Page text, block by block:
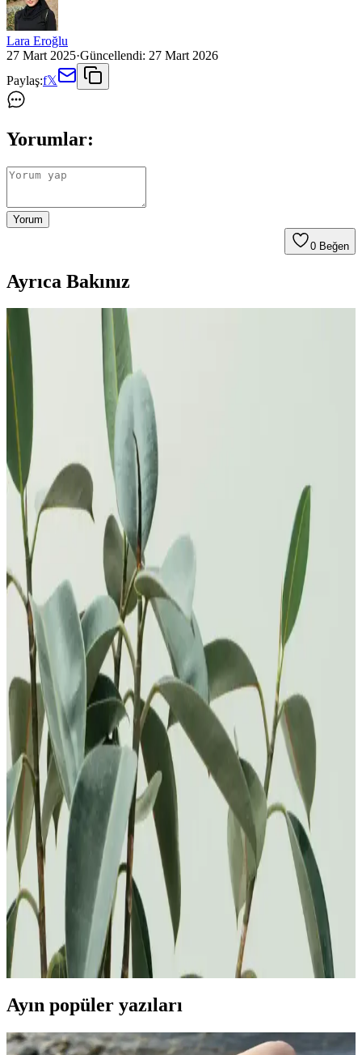
Lara Eroğlu
27 Mart 2025·Güncellendi: 27 Mart 2026
Paylaş:f𝕏
Yorumlar:
Yorum
0 Beğen
Ayrıca Bakınız
Beyaz Gül Fiyatları ve Renklerin Anlamı Moda ve
Çiçek Dünyasında
Beyaz güllerin fiyatları, anlamları ve moda dünyasındaki yeri
hakkında detaylı bilgiler. Zarif ve uygun fiyatlı seçeneklerle tarzınızı
tamamlayın.
Beyaz Güllerin Anlamları ve Moda Dünyasındaki
Yansımaları
Beyaz güller, saflık ve masumiyetin simgesi olarak moda ve
tasarımda şıklık katarken, anlamlı mesajlar ve sembollerle tarzınıza
derinlik katar. Çanta ve ayakkabılarda kullanımıyla zarif detaylar
sunar.
11 Beyaz Gülün Anlamı Saflık ve Derin Sevginin
Sembolü
11 beyaz gül, saf ve derin sevgi ile saygıyı temsil eder. Romantik,
özel günler ve yeni başlangıçlar için anlamlı bir hediye seçeneğidir.
En Güzel Beyaz Güller: Anlamları, Çeşitleri ve
Kullanım Alanları
Beyaz güller, saflık ve masumiyetin simgesi olup, çeşitli türleri ve
kullanımlarıyla özel günlerde tercih edilir. Estetik ve anlam dolu bu
çiçekler, duyguları en saf şekilde ifade eder.
9 Beyaz Gülün Anlamı ve Sembolizmi: Saflık,
Sonsuzluk ve Bağlılık İfadesi
9 beyaz gül, saflık, sonsuzluk ve bağlılığın sembolüdür. Bu özel
sayının ve rengin anlamları, sevgi ve sadakat duygularını
derinlemesine yansıtarak anlamlı hediye ve ifadelerde kullanılır.
Beyaz Güllerin Anlamı ve Sembolik Değerleri:
Saflık, Sevgi ve Uzun Ömür İfade Edici Çiçek
Beyaz güller, saflık, masumiyet ve uzun ömür anlamlarıyla öne
çıkar. 9 beyaz gül, sonsuz sevgi ve bağlılığı temsil eder. Bu yazıda,
güllerin anlamları ve kullanım alanları detaylı inceleniyor.
Ayın popüler yazıları